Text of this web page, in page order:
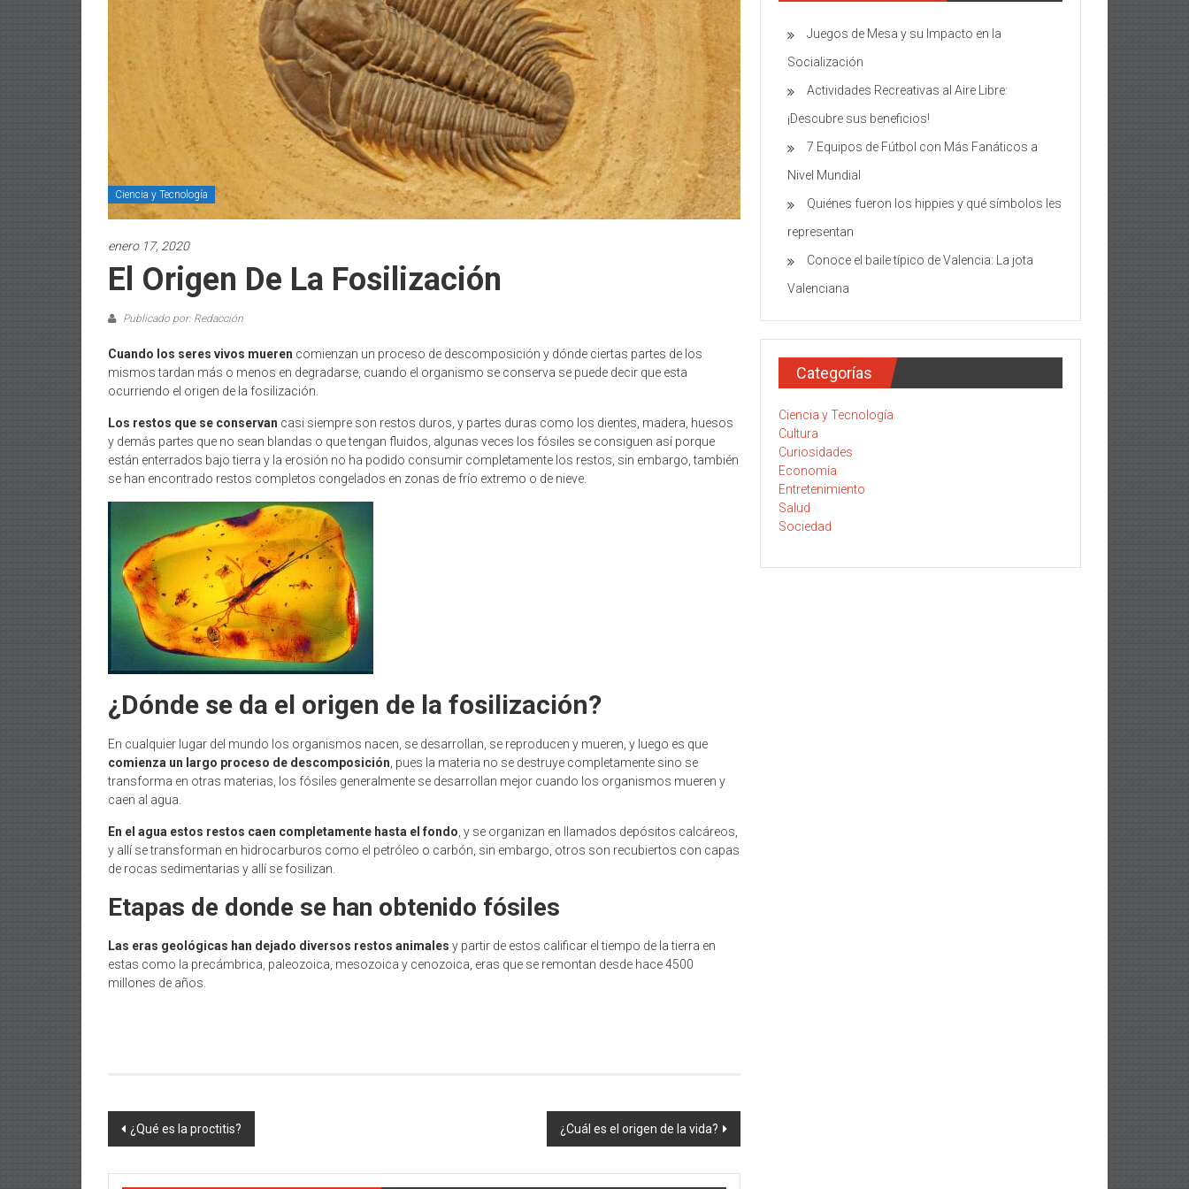
Ciencia y Tecnología
enero 17, 2020
El Origen De La Fosilización
Publicado por: Redacción
Cuando los seres vivos mueren comienzan un proceso de descomposición y dónde ciertas partes de los
mismos tardan más o menos en degradarse, cuando el organismo se conserva se puede decir que esta
ocurriendo el origen de la fosilización.
Los restos que se conservan casi siempre son restos duros, y partes duras como los dientes, madera, huesos
y demás partes que no sean blandas o que tengan fluidos, algunas veces los fósiles se consiguen así porque
están enterrados bajo tierra y la erosión no ha podido consumir completamente los restos, sin embargo, también
se han encontrado restos completos congelados en zonas de frío extremo o de nieve.
¿Dónde se da el origen de la fosilización?
En cualquier lugar del mundo los organismos nacen, se desarrollan, se reproducen y mueren, y luego es que
comienza un largo proceso de descomposición , pues la materia no se destruye completamente sino se
transforma en otras materias, los fósiles generalmente se desarrollan mejor cuando los organismos mueren y
caen al agua.
En el agua estos restos caen completamente hasta el fondo , y se organizan en llamados depósitos calcáreos,
y allí se transforman en hidrocarburos como el petróleo o carbón, sin embargo, otros son recubiertos con capas
de rocas sedimentarias y allí se fosilizan.
Etapas de donde se han obtenido fósiles
Las eras geológicas han dejado diversos restos animales y partir de estos calificar el tiempo de la tierra en
estas como la precámbrica, paleozoica, mesozoica y cenozoica, eras que se remontan desde hace 4500
millones de años.
Navegación
¿Qué es la proctitis? ¿Cuál es el origen de la vida?
Juegos de Mesa y su Impacto en la
Socialización
Actividades Recreativas al Aire Libre:
¡Descubre sus beneficios!
7 Equipos de Fútbol con Más Fanáticos a
Nivel Mundial
Quiénes fueron los hippies y qué símbolos les
representan
Conoce el baile típico de Valencia: La jota
Valenciana
Categorías
Ciencia y Tecnología
Cultura
Curiosidades
Economía
Entretenimiento
Salud
Sociedad